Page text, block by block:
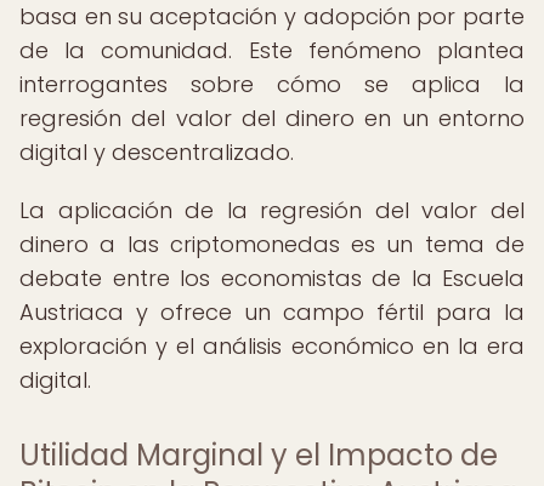
basa en su aceptación y adopción por parte
de la comunidad. Este fenómeno plantea
interrogantes sobre cómo se aplica la
regresión del valor del dinero en un entorno
digital y descentralizado.
La aplicación de la regresión del valor del
dinero a las criptomonedas es un tema de
debate entre los economistas de la Escuela
Austriaca y ofrece un campo fértil para la
exploración y el análisis económico en la era
digital.
Utilidad Marginal y el Impacto de